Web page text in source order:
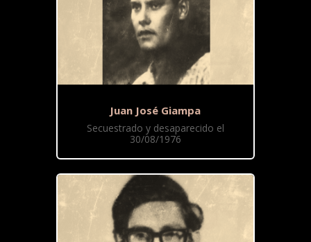
Juan José Giampa
Secuestrado y desaparecido el
30/08/1976